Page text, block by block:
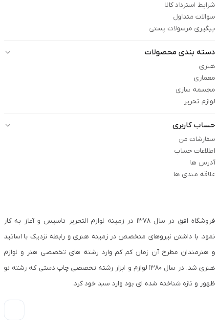
شرایط استرداد کالا
سوالات متداول
پیگیری مرسولات پستی
دسته بندی محصولات
هنری
معماری
مجسمه سازی
لوازم تحریر
حساب کاربری
سفارشات من
اطلاعات حساب
آدرس ها
علاقه مندی ها
فروشگاه افق در سال ۱۳۷۸ در زمینه لوازم التحریر تاسیس و آغاز به کار
نمود. با داشتن نیروهای متخصص در زمینه هنری و رابطه نزدیک با اساتید
و هنرمندان مطرح آن زمان کم کم وارد رشته های تخصصی هنر و لوازم
هنری شد. در سال ۱۳۸۰ لوازم و ابزار رشته تخصصی چاپ دستی که رشته نو
ظهور و تازه شناخته شده ای بود وارد سبد خود کرد.